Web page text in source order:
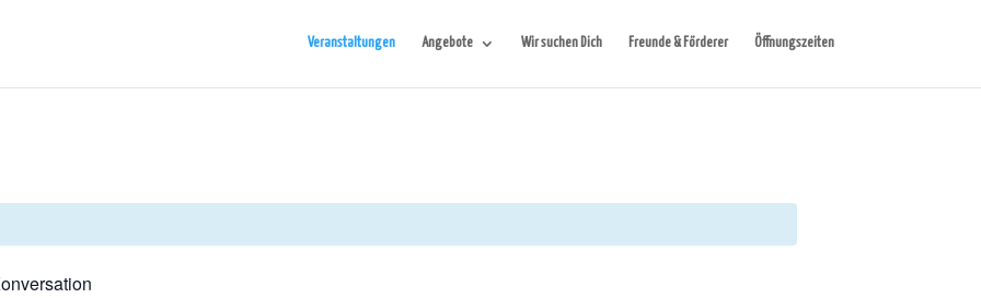
Veranstaltungen Angebote Wir suchen Dich Freunde & Förderer Öffnungszeiten